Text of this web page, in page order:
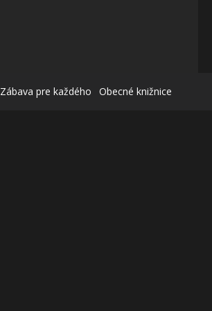
Zábava pre každého Obecné knižnice